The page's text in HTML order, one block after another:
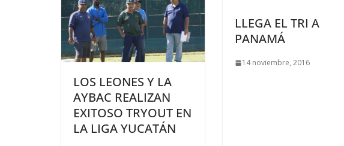
LOS LEONES Y LA
AYBAC REALIZAN
EXITOSO TRYOUT EN
LA LIGA YUCATÁN
LLEGA EL TRI A
PANAMÁ
14 noviembre, 2016